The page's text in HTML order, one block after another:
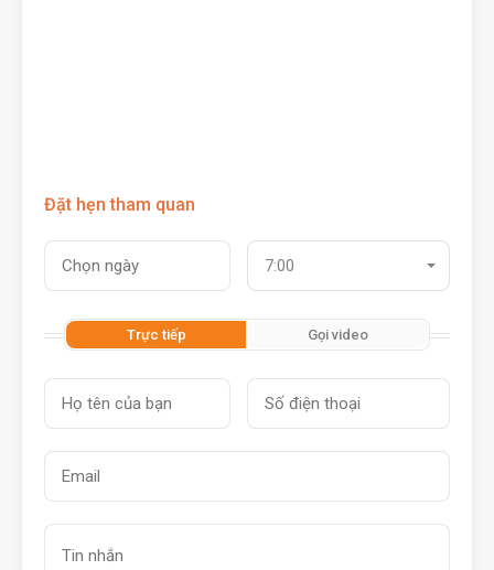
Đặt hẹn tham quan
7:00
Trực tiếp Gọi video